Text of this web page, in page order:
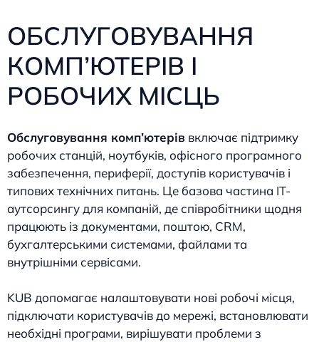
ОБСЛУГОВУВАННЯ
КОМП’ЮТЕРІВ І
РОБОЧИХ МІСЦЬ
Обслуговування комп’ютерів включає підтримку
робочих станцій, ноутбуків, офісного програмного
забезпечення, периферії, доступів користувачів і
типових технічних питань. Це базова частина IT-
аутсорсингу для компаній, де співробітники щодня
працюють із документами, поштою, CRM,
бухгалтерськими системами, файлами та
внутрішніми сервісами.
KUB допомагає налаштовувати нові робочі місця,
підключати користувачів до мережі, встановлювати
необхідні програми, вирішувати проблеми з